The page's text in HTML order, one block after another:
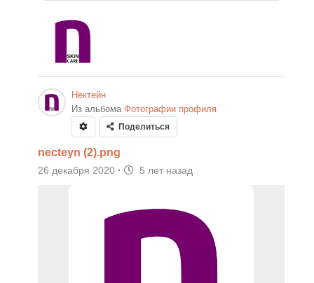
Нектейн
Из альбома Фотографии профиля
Поделиться
necteyn (2).png
26 декабря 2020 · 5 лет назад